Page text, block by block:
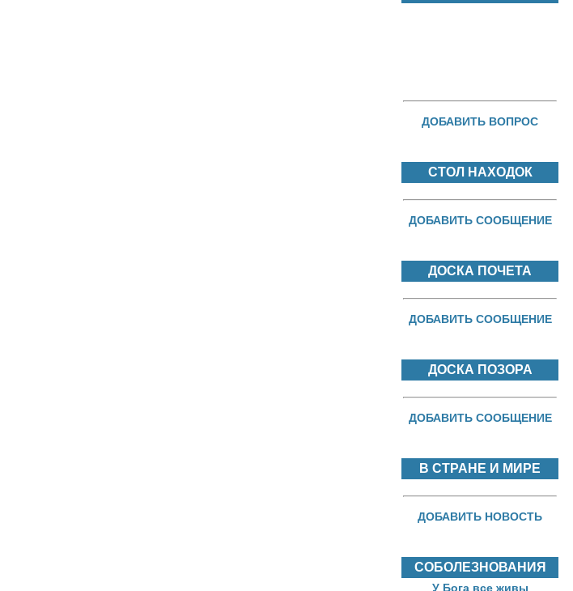
ДОБАВИТЬ ВОПРОС
СТОЛ НАХОДОК
ДОБАВИТЬ СООБЩЕНИЕ
ДОСКА ПОЧЕТА
ДОБАВИТЬ СООБЩЕНИЕ
ДОСКА ПОЗОРА
ДОБАВИТЬ СООБЩЕНИЕ
В СТРАНЕ И МИРЕ
ДОБАВИТЬ НОВОСТЬ
СОБОЛЕЗНОВАНИЯ
У Бога все живы